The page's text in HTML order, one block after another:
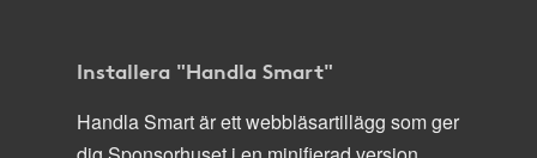
Installera "Handla Smart"
Handla Smart är ett webbläsartillägg som ger